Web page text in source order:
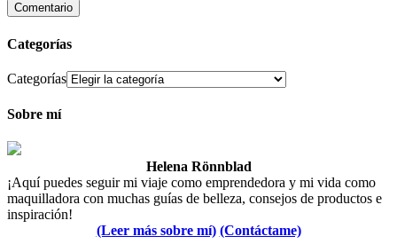
Categorías
Categorías
Sobre mí
Helena Rönnblad
¡Aquí puedes seguir mi viaje como emprendedora y mi vida como
maquilladora con muchas guías de belleza, consejos de productos e
inspiración!
(Leer más sobre mí) (Contáctame)